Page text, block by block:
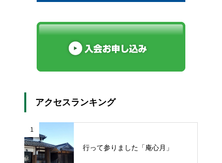
アクセスランキング
1
行って参りました「庵心月」